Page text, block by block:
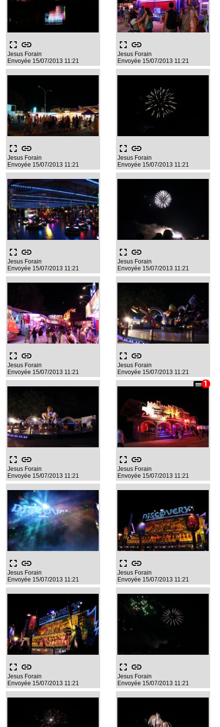
fullscreen link
Jesus Forain
Envoyée 15/07/2013 11:21
fullscreen link
Jesus Forain
Envoyée 15/07/2013 11:21
fullscreen link
Jesus Forain
Envoyée 15/07/2013 11:21
fullscreen link
Jesus Forain
Envoyée 15/07/2013 11:21
fullscreen link
Jesus Forain
Envoyée 15/07/2013 11:21
fullscreen link
Jesus Forain
Envoyée 15/07/2013 11:21
fullscreen link
Jesus Forain
Envoyée 15/07/2013 11:21
fullscreen link
Jesus Forain
Envoyée 15/07/2013 11:21
fullscreen link
Jesus Forain
Envoyée 15/07/2013 11:21
comment
fullscreen link
Jesus Forain
Envoyée 15/07/2013 11:21
fullscreen link
Jesus Forain
Envoyée 15/07/2013 11:21
fullscreen link
Jesus Forain
Envoyée 15/07/2013 11:21
fullscreen link
Jesus Forain
Envoyée 15/07/2013 11:21
fullscreen link
Jesus Forain
Envoyée 15/07/2013 11:21